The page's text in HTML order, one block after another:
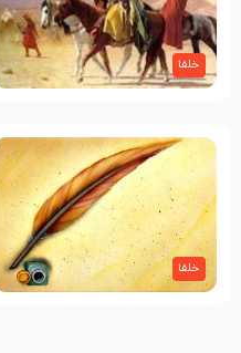
خلفا
خلفا